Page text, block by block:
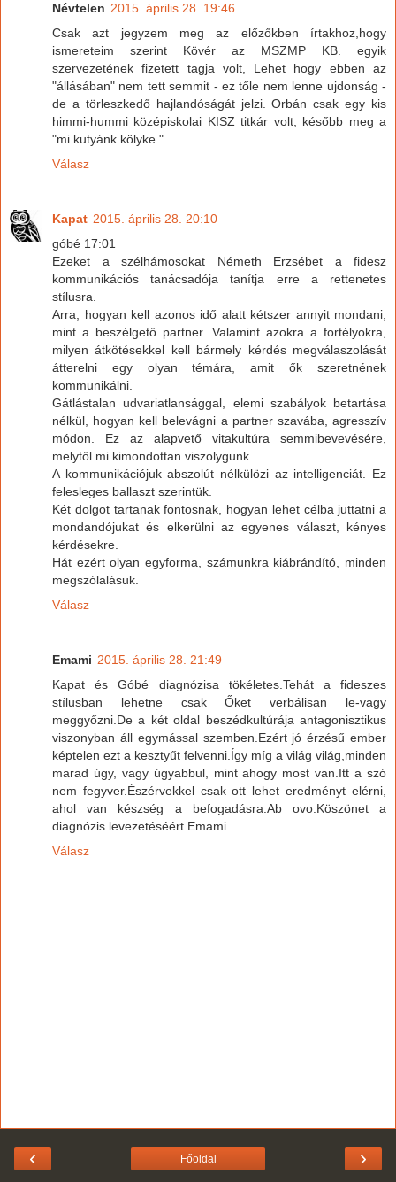
Névtelen 2015. április 28. 19:46
Csak azt jegyzem meg az előzőkben írtakhoz,hogy
ismereteim szerint Kövér az MSZMP KB. egyik
szervezetének fizetett tagja volt, Lehet hogy ebben az
"állásában" nem tett semmit - ez tőle nem lenne ujdonság -
de a törleszkedő hajlandóságát jelzi. Orbán csak egy kis
himmi-hummi középiskolai KISZ titkár volt, később meg a
"mi kutyánk kölyke."
Válasz
Kapat 2015. április 28. 20:10
góbé 17:01
Ezeket a szélhámosokat Németh Erzsébet a fidesz
kommunikációs tanácsadója tanítja erre a rettenetes
stílusra.
Arra, hogyan kell azonos idő alatt kétszer annyit mondani,
mint a beszélgető partner. Valamint azokra a fortélyokra,
milyen átkötésekkel kell bármely kérdés megválaszolását
átterelni egy olyan témára, amit ők szeretnének
kommunikálni.
Gátlástalan udvariatlansággal, elemi szabályok betartása
nélkül, hogyan kell belevágni a partner szavába, agresszív
módon. Ez az alapvető vitakultúra semmibevevésére,
melytől mi kimondottan viszolygunk.
A kommunikációjuk abszolút nélkülözi az intelligenciát. Ez
felesleges ballaszt szerintük.
Két dolgot tartanak fontosnak, hogyan lehet célba juttatni a
mondandójukat és elkerülni az egyenes választ, kényes
kérdésekre.
Hát ezért olyan egyforma, számunkra kiábrándító, minden
megszólalásuk.
Válasz
Emami 2015. április 28. 21:49
Kapat és Góbé diagnózisa tökéletes.Tehát a fideszes
stílusban lehetne csak Őket verbálisan le-vagy
meggyőzni.De a két oldal beszédkultúrája antagonisztikus
viszonyban áll egymással szemben.Ezért jó érzésű ember
képtelen ezt a kesztyűt felvenni.Így míg a világ világ,minden
marad úgy, vagy úgyabbul, mint ahogy most van.Itt a szó
nem fegyver.Észérvekkel csak ott lehet eredményt elérni,
ahol van készség a befogadásra.Ab ovo.Köszönet a
diagnózis levezetéséért.Emami
Válasz
‹ ›
Főoldal